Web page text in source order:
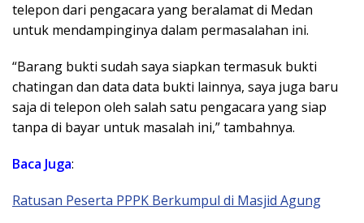
telepon dari pengacara yang beralamat di Medan
untuk mendampinginya dalam permasalahan ini.
“Barang bukti sudah saya siapkan termasuk bukti
chatingan dan data data bukti lainnya, saya juga baru
saja di telepon oleh salah satu pengacara yang siap
tanpa di bayar untuk masalah ini,” tambahnya.
Baca Juga:
Ratusan Peserta PPPK Berkumpul di Masjid Agung